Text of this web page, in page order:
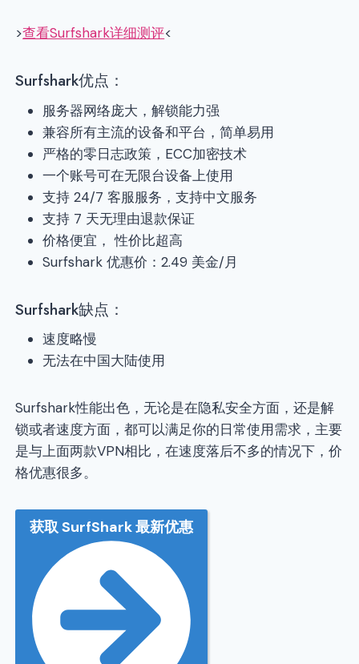
>查看Surfshark详细测评<
Surfshark优点：
服务器网络庞大，解锁能力强
兼容所有主流的设备和平台，简单易用
严格的零日志政策，ECC加密技术
一个账号可在无限台设备上使用
支持 24/7 客服服务，支持中文服务
支持 7 天无理由退款保证
价格便宜， 性价比超高
Surfshark 优惠价：2.49 美金/月
Surfshark缺点：
速度略慢
无法在中国大陆使用
Surfshark性能出色，无论是在隐私安全方面，还是解
锁或者速度方面，都可以满足你的日常使用需求，主要
是与上面两款VPN相比，在速度落后不多的情况下，价
格优惠很多。
获取 SurfShark 最新优惠